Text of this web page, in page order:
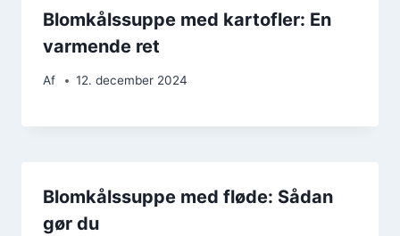
Blomkålssuppe med kartofler: En
varmende ret
Af 12. december 2024
Blomkålssuppe med fløde: Sådan
gør du